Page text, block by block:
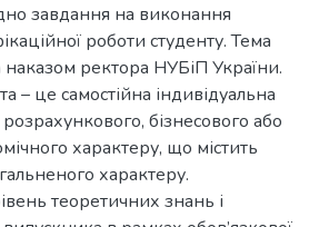
завдання на виконання
роботи студенту. Тема
ректора НУБіП України.
– це самостійна індивідуальна
бізнесового або
характеру, що містить
характеру.
теоретичних знань і